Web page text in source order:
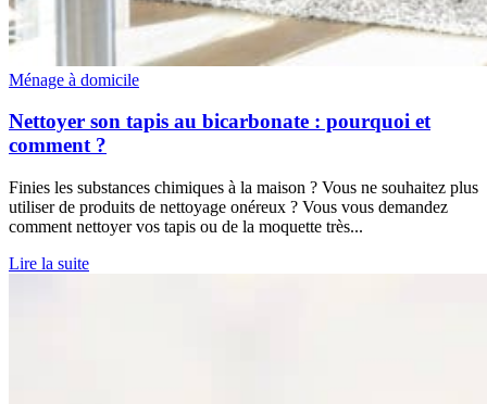
Ménage à domicile
Nettoyer son tapis au bicarbonate : pourquoi et
comment ?
Finies les substances chimiques à la maison ? Vous ne souhaitez plus
utiliser de produits de nettoyage onéreux ? Vous vous demandez
comment nettoyer vos tapis ou de la moquette très...
Lire la suite